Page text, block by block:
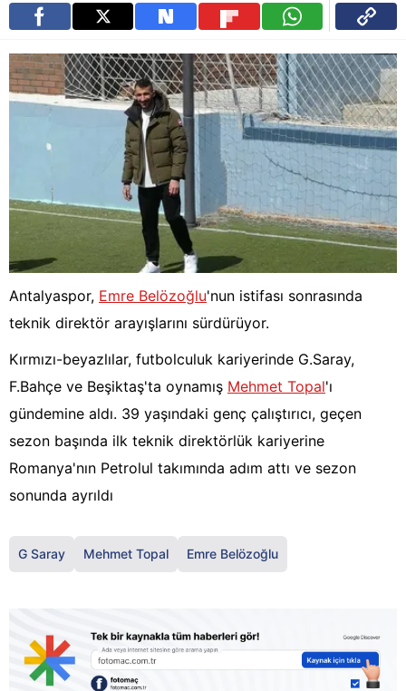
Antalyaspor, Emre Belözoğlu'nun istifası sonrasında
teknik direktör arayışlarını sürdürüyor.
Kırmızı-beyazlılar, futbolculuk kariyerinde G.Saray,
F.Bahçe ve Beşiktaş'ta oynamış Mehmet Topal'ı
gündemine aldı. 39 yaşındaki genç çalıştırıcı, geçen
sezon başında ilk teknik direktörlük kariyerine
Romanya'nın Petrolul takımında adım attı ve sezon
sonunda ayrıldı
G Saray Mehmet Topal Emre Belözoğlu